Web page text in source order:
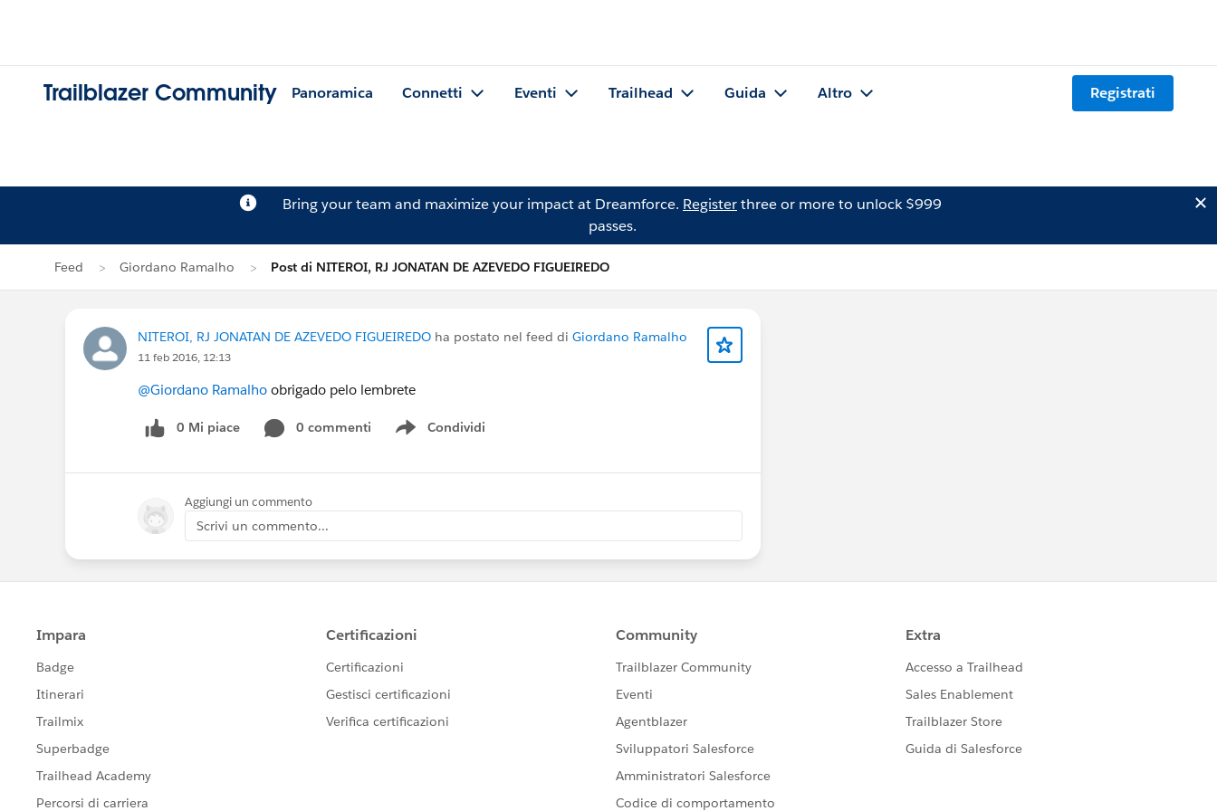
Trailblazer Community Panoramica Connetti Eventi Trailhead Guida Altro Registrati
Bring your team and maximize your impact at Dreamforce. Registerthree or more to unlock $999
passes.
Feed Giordano Ramalho Post di NITEROI, RJ JONATAN DE AZEVEDO FIGUEIREDO
NITEROI, RJ JONATAN DE AZEVEDO FIGUEIREDO ha postato nel feed di Giordano Ramalho
11 feb 2016, 12:13
@Giordano Ramalho obrigado pelo lembrete
0 Mi piace 0 commenti Condividi
Show menu
Aggiungi un commento
Scrivi un commento...